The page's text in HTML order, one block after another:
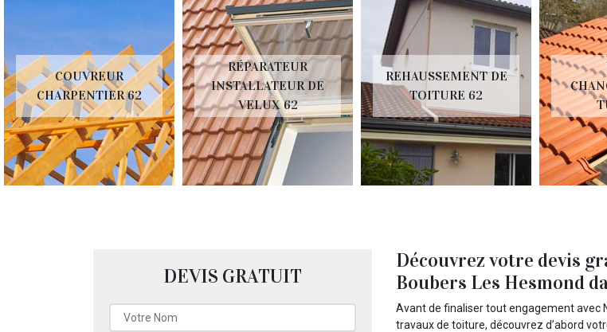
COUVREUR
CHARPENTIER 62
RÉPARATEUR
INSTALLATEUR DE
VELUX 62
REHAUSSEMENT DE
TOITURE 62
DEVIS GRATUIT
Découvrez votre devis
Boubers Les Hesmond
Avant de finaliser tout engagement avec
travaux de toiture, découvrez d’abord